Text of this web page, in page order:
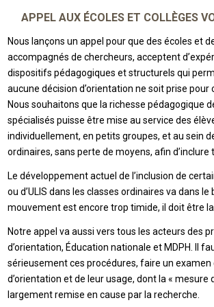
APPEL AUX ÉCOLES ET COLLÈGES
Nous lançons un appel pour que des écoles et
accompagnés de chercheurs, acceptent
dispositifs pédagogiques et structurels qui
aucune décision d’orientation ne soit prise pour
Nous souhaitons que la richesse pédagogique
spécialisés puisse être mise au service des
individuellement, en petits groupes, et au sein
ordinaires, sans perte de moyens, afin d’inclure
Le développement actuel de l’inclusion de
ou d’ULIS dans les classes ordinaires va dans le
mouvement est encore trop timide, il doit être
Notre appel va aussi vers tous les acteurs des
d’orientation, Éducation nationale et MDPH. Il
sérieusement ces procédures, faire un
d’orientation et de leur usage, dont la « mesure
largement remise en cause par la recherche.